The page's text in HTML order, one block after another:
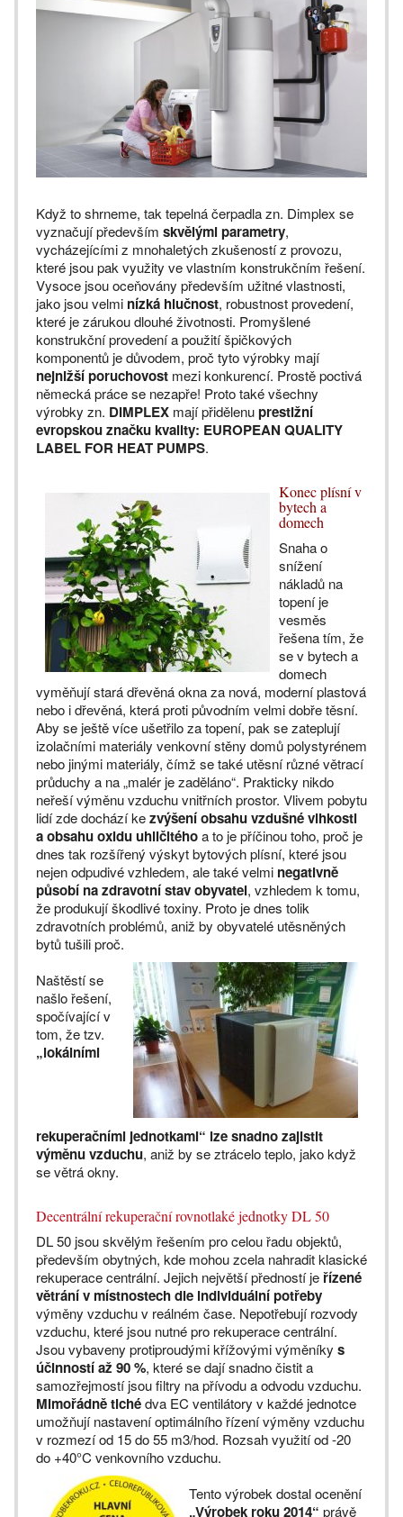
Když to shrneme, tak tepelná čerpadla zn. Dimplex se
vyznačují především skvělými parametry,
vycházejícími z mnohaletých zkušeností z provozu,
které jsou pak využity ve vlastním konstrukčním řešení.
Vysoce jsou oceňovány především užitné vlastnosti,
jako jsou velmi nízká hlučnost, robustnost provedení,
které je zárukou dlouhé životnosti. Promyšlené
konstrukční provedení a použití špičkových
komponentů je důvodem, proč tyto výrobky mají
nejnižší poruchovost mezi konkurencí. Prostě poctivá
německá práce se nezapře! Proto také všechny
výrobky zn. DIMPLEX mají přidělenuprestižní
evropskou značku kvality: EUROPEAN QUALITY
LABEL FOR HEAT PUMPS.
Konec plísní v
bytech a
domech
Snaha o
snížení
nákladů na
topení je
vesměs
řešena tím, že
se v bytech a
domech
vyměňují stará dřevěná okna za nová, moderní plastová
nebo i dřevěná, která proti původním velmi dobře těsní.
Aby se ještě více ušetřilo za topení, pak se zateplují
izolačními materiály venkovní stěny domů polystyrénem
nebo jinými materiály, čímž se také utěsní různé větrací
průduchy a na „malér je zaděláno“. Prakticky nikdo
neřeší výměnu vzduchu vnitřních prostor. Vlivem pobytu
lidí zde dochází kezvýšení obsahu vzdušné vlhkosti
a obsahu oxidu uhličitéhoa to je příčinou toho, proč je
dnes tak rozšířený výskyt bytových plísní, které jsou
nejen odpudivé vzhledem, ale také velmi negativně
působí na zdravotní stav obyvatel, vzhledem k tomu,
že produkují škodlivé toxiny. Proto je dnes tolik
zdravotních problémů, aniž by obyvatelé utěsněných
bytů tušili proč.
Naštěstí se
našlo řešení,
spočívající v
tom, že tzv.
„lokálními
rekuperačními jednotkami“ lze snadno zajistit
výměnu vzduchu, aniž by se ztrácelo teplo, jako když
se větrá okny.
Decentrální rekuperační rovnotlaké jednotky DL 50
DL 50 jsou skvělým řešením pro celou řadu objektů,
především obytných, kde mohou zcela nahradit klasické
rekuperace centrální. Jejich největší předností jeřízené
větrání v místnostech dle individuální potřeby
výměny vzduchu v reálném čase. Nepotřebují rozvody
vzduchu, které jsou nutné pro rekuperace centrální.
Jsou vybaveny protiproudými křížovými výměníky s
účinností až 90 %, které se dají snadno čistit a
samozřejmostí jsou filtry na přívodu a odvodu vzduchu.
Mimořádně tichédva EC ventilátory v každé jednotce
umožňují nastavení optimálního řízení výměny vzduchu
v rozmezí od 15 do 55 m3/hod. Rozsah využití od -20
do +40°C venkovního vzduchu.
Tento výrobek dostal ocenění
„Výrobek roku 2014“ právě